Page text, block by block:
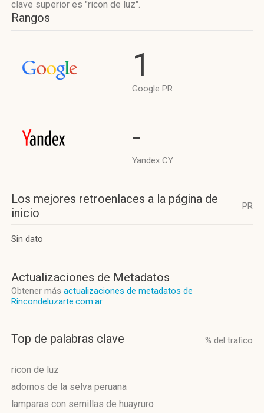
clave superior es "ricon de luz".
Rangos
1
Google PR
-
Yandex CY
Los mejores retroenlaces a la página de
inicio
PR
Sin dato
Actualizaciones de Metadatos
Obtener más actualizaciones de metadatos de
Rincondeluzarte.com.ar
Top de palabras clave % del trafico
ricon de luz
adornos de la selva peruana
lamparas con semillas de huayruro